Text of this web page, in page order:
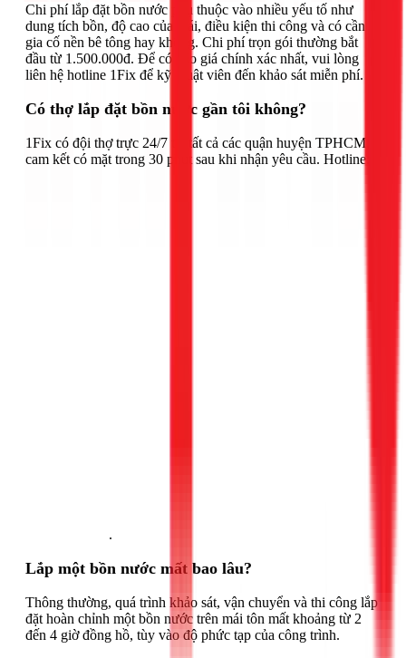
Chi phí lắp đặt bồn nước phụ thuộc vào nhiều yếu tố như
dung tích bồn, độ cao của mái, điều kiện thi công và có cần
gia cố nền bê tông hay không. Chi phí trọn gói thường bắt
đầu từ 1.500.000đ. Để có báo giá chính xác nhất, vui lòng
liên hệ hotline 1Fix để kỹ thuật viên đến khảo sát miễn phí.
Có thợ lắp đặt bồn nước gần tôi không?
1Fix có đội thợ trực 24/7 tại tất cả các quận huyện TPHCM,
cam kết có mặt trong 30 phút sau khi nhận yêu cầu. Hotline:
.
Lắp một bồn nước mất bao lâu?
Thông thường, quá trình khảo sát, vận chuyển và thi công lắp
đặt hoàn chỉnh một bồn nước trên mái tôn mất khoảng từ 2
đến 4 giờ đồng hồ, tùy vào độ phức tạp của công trình.